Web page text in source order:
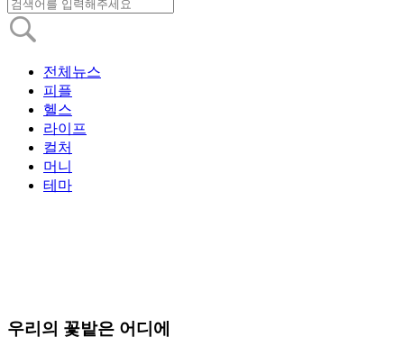
전체뉴스
피플
헬스
라이프
컬처
머니
테마
우리의 꽃밭은 어디에